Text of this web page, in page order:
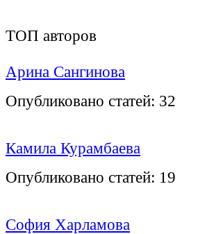
ТОП авторов
Арина Сангинова
Опубликовано статей: 32
Камила Курамбаева
Опубликовано статей: 19
София Харламова